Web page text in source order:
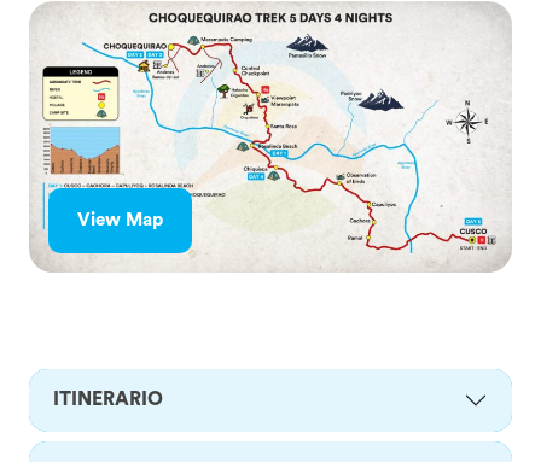
View Map
ITINERARIO